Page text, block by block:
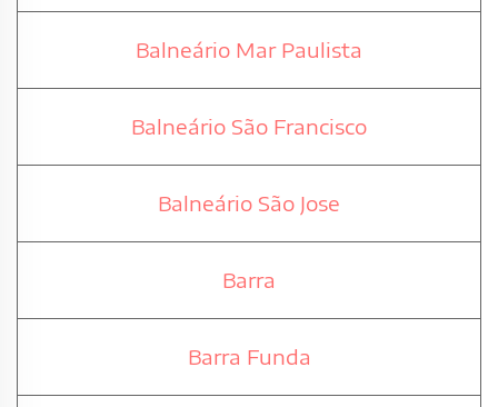
Balneário Mar Paulista
Balneário São Francisco
Balneário São Jose
Barra
Barra Funda